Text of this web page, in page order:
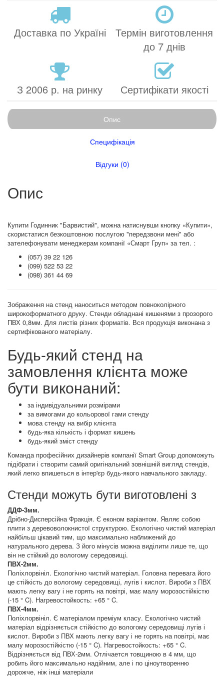
Доставка по Україні
Термін виготовлення
до 7 днів
З 2006 р. на ринку Сертифікати якості
Опис
Специфікація
Відгуки (0)
Опис
Купити Годинник "Барвистий", можна натиснувши кнопку «Купити»,
скористатися безкоштовною послугою "передзвони мені" або
зателефонувати менеджерам компанії «Смарт Груп» за тел. :
(057) 39 22 126
(099) 522 53 22
(098) 361 44 69
Зображення на стенд наноситься методом повноколірного
широкоформатного друку. Стенди обладнані кишенями з прозорого
ПВХ 0,8мм. Для листів різних форматів. Вся продукція виконана з
сертифікованого матеріалу.
Будь-який стенд на
замовлення клієнта може
бути виконаний:
за індивідуальними розмірами
за вимогами до кольорової гами стенду
мова стенду на вибір клієнта
будь-яка кількість і формат кишень
будь-який зміст стенду
Команда професійних дизайнерів компанії Smart Group допоможуть
підібрати і створити самий оригінальний зовнішній вигляд стендів,
який легко впишеться в інтер'єр будь-якого навчального закладу.
Стенди можуть бути виготовлені з
ДДФ-3мм.
Дрібно-Дисперсійна Фракція. Є економ варіантом. Являє собою
плити з деревоволокнистої структурою. Екологічно чистий матеріал
найбільш цікавий тим, що максимально наближений до
натурального дерева. З його мінусів можна виділити лише те, що
він не стійкий до вологому середовищі.
ПВХ-2мм.
Поліхлорвініл. Екологічно чистий матеріал. Головна перевага його
це стійкість до вологому середовищі, лугів і кислот. Вироби з ПВХ
мають легку вагу і не горять на повітрі, має малу морозостійкістю
(-15 ° C). Нагревостойкость: +65 ° C.
ПВХ-4мм.
Поліхлорвініл. Є матеріалом преміум класу. Екологічно чистий
матеріал відрізняється стійкістю до вологому середовищі лугів і
кислот. Вироби з ПВХ мають легку вагу і не горять на повітрі, має
малу морозостійкістю (-15 ° C). Нагревостойкость: +65 ° C.
Відрізняється від ПВХ-2мм. Отлічается товщиною в 4 мм, що
робить його максимально надійним, але і по ціноутворенню
дорожче, ніж інші матеріали